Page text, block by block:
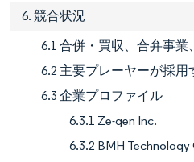
6. 競合状況
6.1 合併・買収、合弁事
6.2 主要プレーヤーが採用
6.3 企業プロファイル
6.3.1 Ze-gen Inc.
6.3.2 BMH Technology